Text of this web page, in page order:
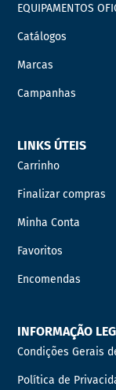
EQUIPAMENTOS
Catálogos
Marcas
Campanhas
LINKS ÚTEIS
Carrinho
Finalizar compras
Minha Conta
Favoritos
Encomendas
INFORMAÇÃO
Condições Gerais
Política de